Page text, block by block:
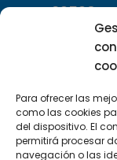
Para ofrecer las
como las cookies
del dispositivo. El
permitirá procesar
navegación o las
29590